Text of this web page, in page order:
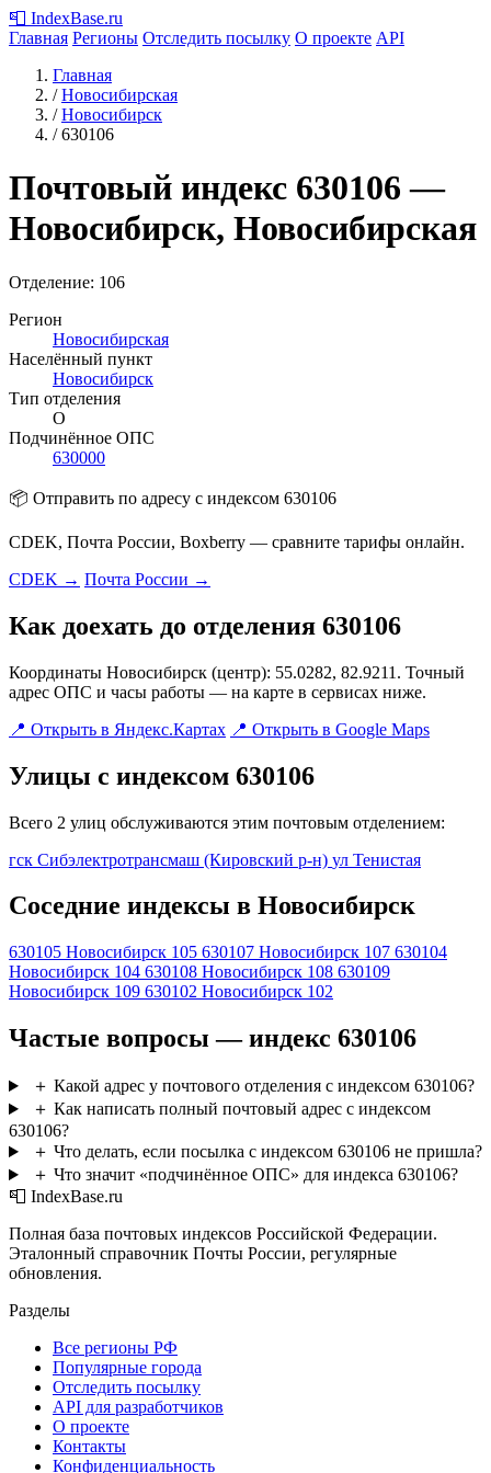
📮 IndexBase.ru
Главная Регионы Отследить посылку О проекте API
Главная
/ Новосибирская
/ Новосибирск
/ 630106
Почтовый индекс 630106 —
Новосибирск, Новосибирская
Отделение: 106
Регион
Новосибирская
Населённый пункт
Новосибирск
Тип отделения
О
Подчинённое ОПС
630000
📦 Отправить по адресу с индексом 630106
CDEK, Почта России, Boxberry — сравните тарифы онлайн.
CDEK → Почта России →
Как доехать до отделения 630106
Координаты Новосибирск (центр): 55.0282, 82.9211. Точный
адрес ОПС и часы работы — на карте в сервисах ниже.
📍 Открыть в Яндекс.Картах 📍 Открыть в Google Maps
Улицы с индексом 630106
Всего 2 улиц обслуживаются этим почтовым отделением:
гск Сибэлектротрансмаш (Кировский р-н) ул Тенистая
Соседние индексы в Новосибирск
630105 Новосибирск 105 630107 Новосибирск 107 630104
Новосибирск 104 630108 Новосибирск 108 630109
Новосибирск 109 630102 Новосибирск 102
Частые вопросы — индекс 630106
＋ Какой адрес у почтового отделения с индексом 630106?
＋ Как написать полный почтовый адрес с индексом
630106?
＋ Что делать, если посылка с индексом 630106 не пришла?
＋ Что значит «подчинённое ОПС» для индекса 630106?
📮 IndexBase.ru
Полная база почтовых индексов Российской Федерации.
Эталонный справочник Почты России, регулярные
обновления.
Разделы
Все регионы РФ
Популярные города
Отследить посылку
API для разработчиков
О проекте
Контакты
Конфиденциальность